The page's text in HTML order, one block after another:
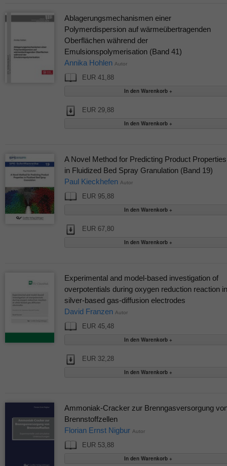
Ablagerungsmechanismen einer
Polymerdispersion auf wärmeübertragenden
Oberflächen während der
Emulsionspolymerisation (Band 41)
Annika Hohlen Autor
EUR 41,88
EUR 29,88
A Novel Method for Predicting Product Properties
in Fluidized Bed Spray Granulation (Band 19)
Paul Kieckhefen Autor
EUR 95,88
EUR 67,80
Experimental and model-based investigation of
overpotentials during oxygen reduction reaction in
silver-based gas-diffusion electrodes
David Franzen Autor
EUR 45,48
EUR 32,28
Ammoniak-Cracker zur Brenngasversorgung
Brennstoffzellen
Florian Ernst Nigbur Autor
EUR 53,88